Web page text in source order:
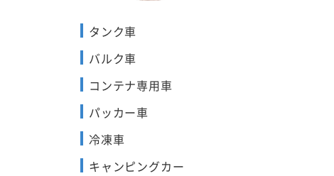
タンク車
バルク車
コンテナ専用車
パッカー車
冷凍車
キャンピングカー